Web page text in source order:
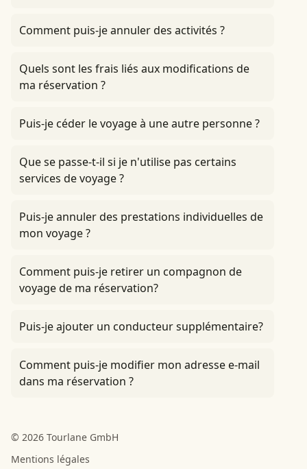
Comment puis-je annuler des activités ?
Quels sont les frais liés aux modifications de
ma réservation ?
Puis-je céder le voyage à une autre personne ?
Que se passe-t-il si je n'utilise pas certains
services de voyage ?
Puis-je annuler des prestations individuelles de
mon voyage ?
Comment puis-je retirer un compagnon de
voyage de ma réservation?
Puis-je ajouter un conducteur supplémentaire?
Comment puis-je modifier mon adresse e-mail
dans ma réservation ?
© 2026 Tourlane GmbH
Mentions légales